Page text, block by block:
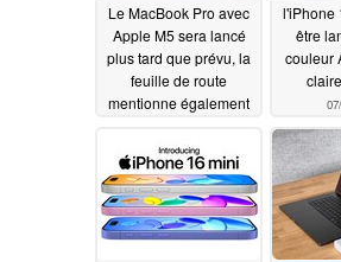
Le MacBook Pro avec
Apple M5 sera lancé
plus tard que prévu, la
feuille de route
mentionne également
Studio Display et plus
encore07/11/2025
l'iPhone
être
couleur